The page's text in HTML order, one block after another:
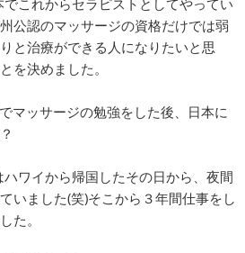
これからセラピストとしてやってい
公認のマッサージの資格だけでは弱
と治療ができる人になりたいと思
を決めました。
マッサージの勉強をした後、日本に
ハワイから帰国したその日から、夜間
いました(笑)そこから３年間仕事をし
た。